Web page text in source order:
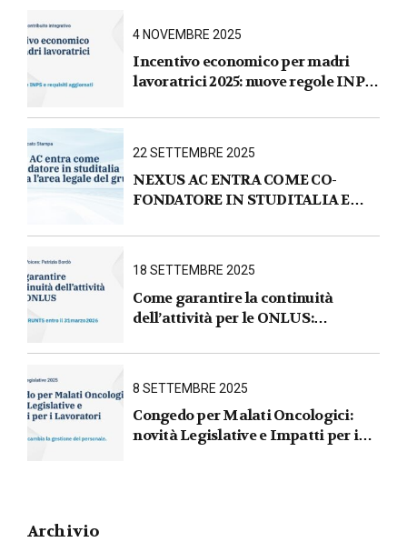
4 NOVEMBRE 2025
Incentivo economico per madri
lavoratrici 2025: nuove regole INPS
22 SETTEMBRE 2025
NEXUS AC ENTRA COME CO-
FONDATORE IN STUDITALIA E
GRUPPO
18 SETTEMBRE 2025
Come garantire la continuità
dell’attività per le ONLUS :
31 marzo 2026
8 SETTEMBRE 2025
Congedo per Malati Oncologici:
novità Legislative e Impatti per i
Archivio